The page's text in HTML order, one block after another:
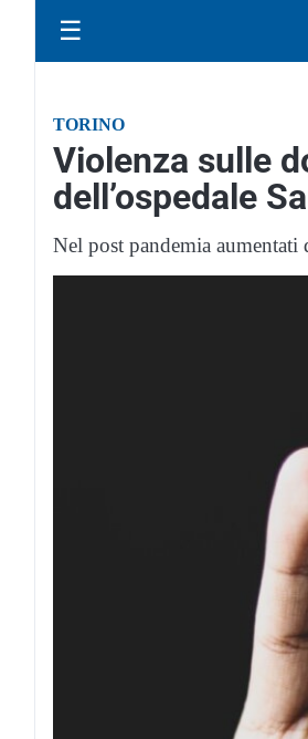
☰
TORINO
Violenza sulle
dell’ospedale
Nel post pandemia